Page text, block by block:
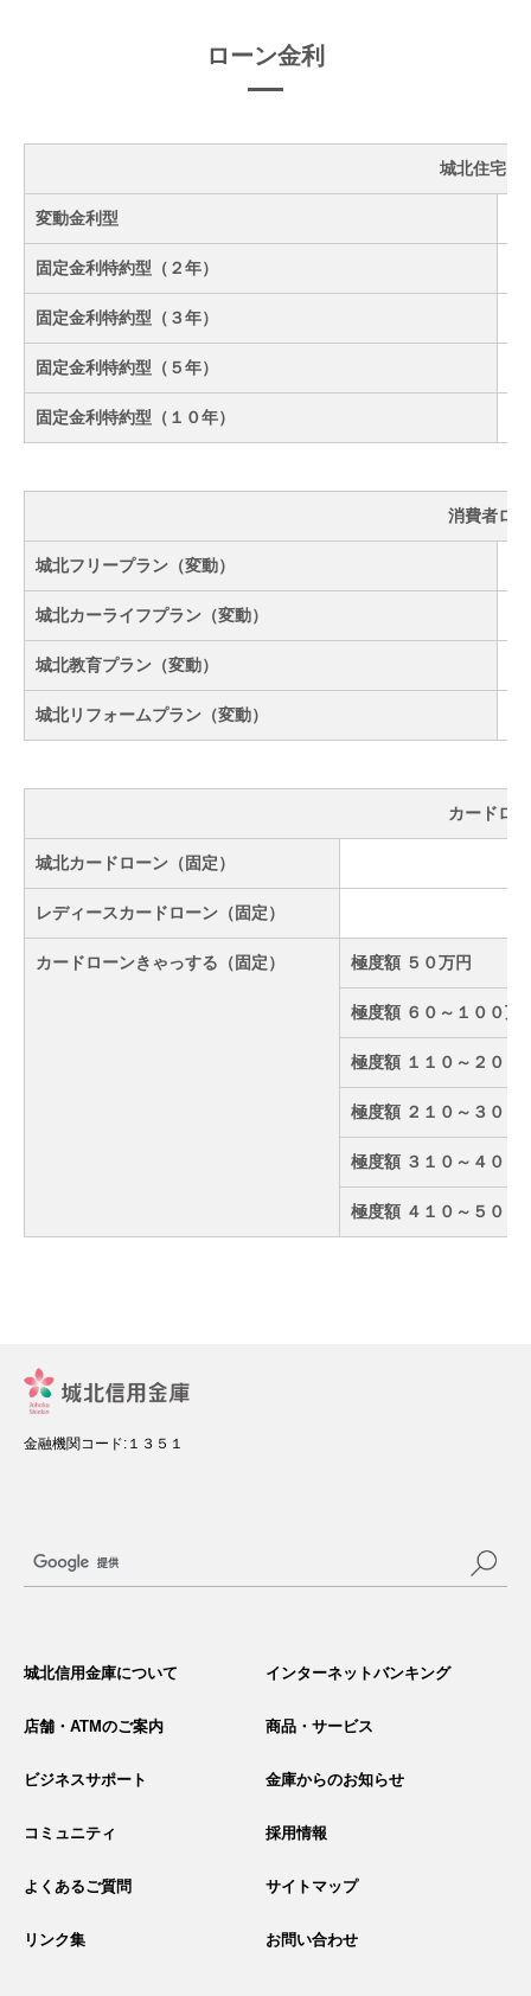
ローン金利
城北住宅ロ
変動金利型
固定金利特約型（２年）
固定金利特約型（３年）
固定金利特約型（５年）
固定金利特約型（１０年）
消費者ロ
城北フリープラン（変動）
城北カーライフプラン（変動）
城北教育プラン（変動）
城北リフォームプラン（変動）
カードロ
城北カードローン（固定）
レディースカードローン（固定）
カードローンきゃっする（固定） 極度額 ５０万円
極度額 ６０～１００万
極度額 １１０～２００
極度額 ２１０～３００
極度額 ３１０～４００
極度額 ４１０～５００
金融機関コード:１３５１
城北信用金庫について インターネットバンキング
店舗・ATMのご案内 商品・サービス
ビジネスサポート 金庫からのお知らせ
コミュニティ 採用情報
よくあるご質問 サイトマップ
リンク集 お問い合わせ